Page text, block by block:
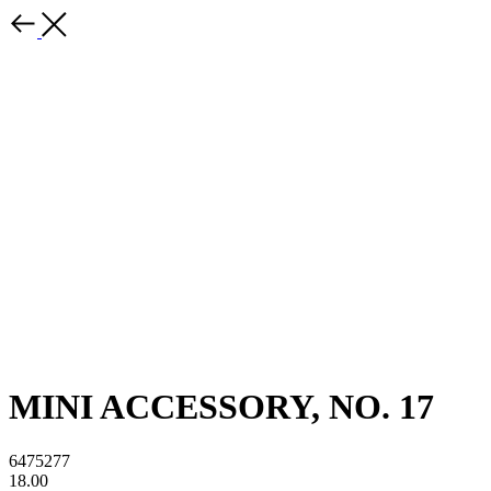
MINI ACCESSORY, NO. 17
6475277
18.00